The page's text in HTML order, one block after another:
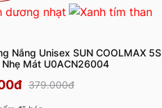
Nắng Unisex SUN COOLMAX 5S
Nhẹ Mát U0ACN26004
379.000đ